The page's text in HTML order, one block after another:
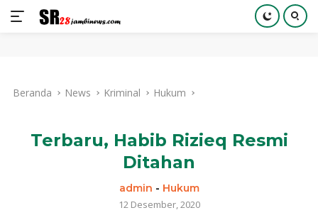
kontenBeranda News Kriminal Hukum
Terbaru, Habib Rizieq Resmi
Ditahan
admin - Hukum
12 Desember, 2020